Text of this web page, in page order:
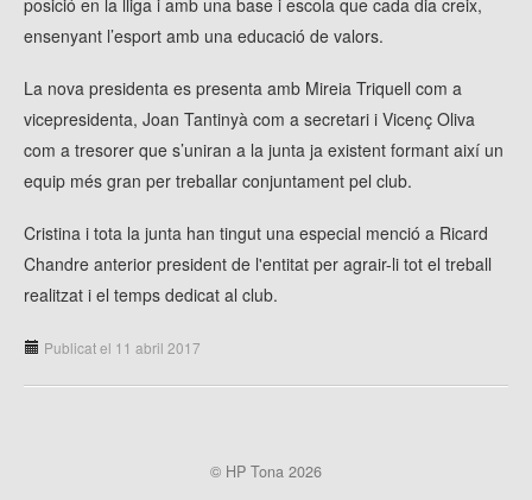
posició en la lliga i amb una base i escola que cada dia creix,
ensenyant l’esport amb una educació de valors.
La nova presidenta es presenta amb Mireia Triquell com a
vicepresidenta, Joan Tantinyà com a secretari i Vicenç Oliva
com a tresorer que s’uniran a la junta ja existent formant així un
equip més gran per treballar conjuntament pel club.
Cristina i tota la junta han tingut una especial menció a Ricard
Chandre anterior president de l'entitat per agrair-li tot el treball
realitzat i el temps dedicat al club.
Publicat el 11 abril 2017
© HP Tona 2026